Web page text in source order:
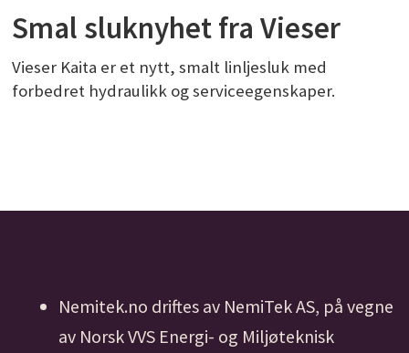
Smal sluknyhet fra Vieser
Vieser Kaita er et nytt, smalt linljesluk med
forbedret hydraulikk og serviceegenskaper.
Nemitek.no driftes av NemiTek AS, på vegne
av Norsk VVS Energi- og Miljøteknisk